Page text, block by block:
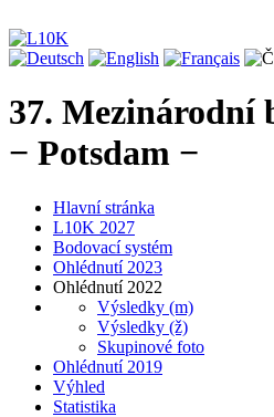
37. Mezinárodní
− Potsdam −
Hlavní stránka
L10K 2027
Bodovací systém
Ohlédnutí 2023
Ohlédnutí 2022
Výsledky (m)
Výsledky (ž)
Skupinové foto
Ohlédnutí 2019
Výhled
Statistika